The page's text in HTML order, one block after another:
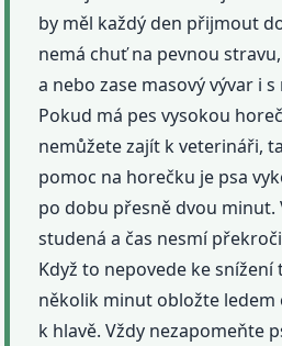
by měl každý den přijmout
nemá chuť na pevnou
a nebo zase masový vývar i
Pokud má pes vysokou
nemůžete zajít k veterináři,
pomoc na horečku je psa
po dobu přesně dvou minut.
studená a čas nesmí
Když to nepovede ke snížení
několik minut obložte ledem
k hlavě. Vždy nezapomeňte